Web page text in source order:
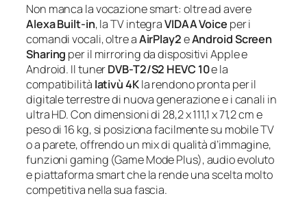
Non manca la vocazione smart: oltre ad avere
Alexa Built-in, la TV integraVIDAA Voice per i
comandi vocali, oltre aAirPlay2eAndroid Screen
Sharing per il mirroring da dispositivi Apple e
Android. Il tunerDVB-T2/S2 HEVC 10e la
compatibilità lativù 4Kla rendono pronta per il
digitale terrestre di nuova generazione e i canali in
ultra HD. Con dimensioni di 28,2 x 111,1 x 71,2 cm e
peso di 16 kg, si posiziona facilmente su mobile TV
o a parete, offrendo un mix di qualità d’immagine,
funzioni gaming (Game Mode Plus), audio evoluto
e piattaforma smart che la rende una scelta molto
competitiva nella sua fascia.